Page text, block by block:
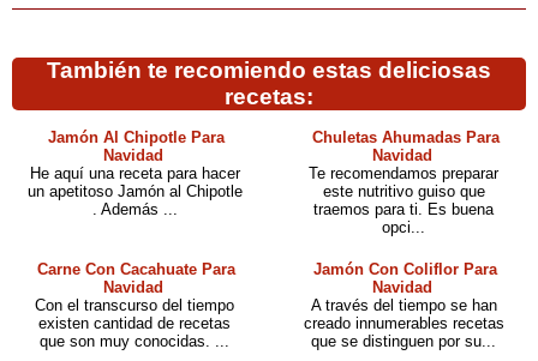
También te recomiendo estas deliciosas
recetas:
Jamón Al Chipotle Para
Navidad
He aquí una receta para hacer
un apetitoso Jamón al Chipotle
. Además ...
Chuletas Ahumadas Para
Navidad
Te recomendamos preparar
este nutritivo guiso que
traemos para ti. Es buena
opci...
Carne Con Cacahuate Para
Navidad
Con el transcurso del tiempo
existen cantidad de recetas
que son muy conocidas. ...
Jamón Con Coliflor Para
Navidad
A través del tiempo se han
creado innumerables recetas
que se distinguen por su...